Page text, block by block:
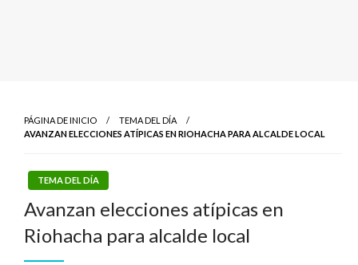
PÁGINA DE INICIO
TEMA DEL DÍA
AVANZAN ELECCIONES ATÍPICAS EN RIOHACHA PARA ALCALDE LOCAL
TEMA DEL DÍA
Avanzan elecciones atípicas en
Riohacha para alcalde local